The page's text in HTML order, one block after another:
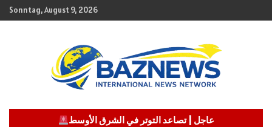
Skip
to
Sonntag, August 9, 2026
BAZNEWS
عاجل | تصاعد التوتر في الشرق الأوسط